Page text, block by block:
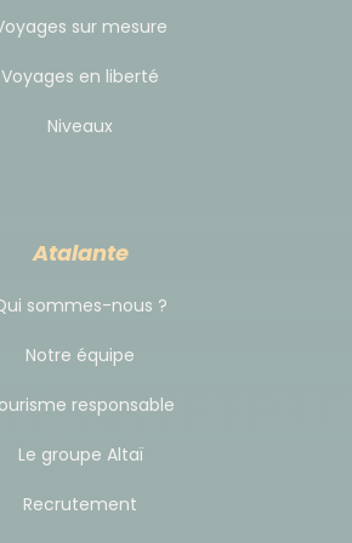
faire le change en euros.
American Express ne peuvent
déconseillons également les
de vous rendre sur le
d'état. Cela est valable pour les
locaux et votre guide. Leur
sur mesure
Voyages en liberté
Niveaux
Atalante
sommes-nous ?
Notre équipe
responsable
Le groupe Altaï
Recrutement